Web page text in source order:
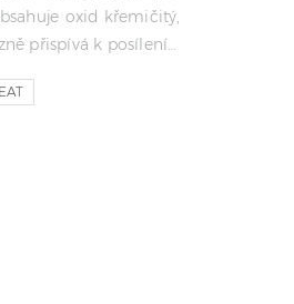
oxid křemičitý,
přispívá k posílení…